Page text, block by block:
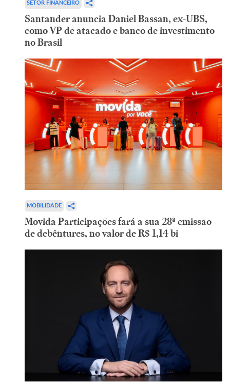
SETOR FINANCEIRO
Santander anuncia Daniel Bassan, ex-UBS,
como VP de atacado e banco de investimento
no Brasil
MOBILIDADE
Movida Participações fará a sua 28ª emissão
de debêntures, no valor de R$ 1,14 bi